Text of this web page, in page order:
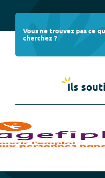
Vous ne trouvez pas ce
cherchez ?
Ils